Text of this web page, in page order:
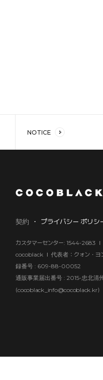
NOTICE
契約 プライバシー ポリシ
カスタマーセンター: 1544-2683
cocoblack
代表者：クォン・ヨ
録番号 : 609-88-00052
通販事業届出番号 : 2015-忠北清
(cocoblack_info@cocoblack.kr)